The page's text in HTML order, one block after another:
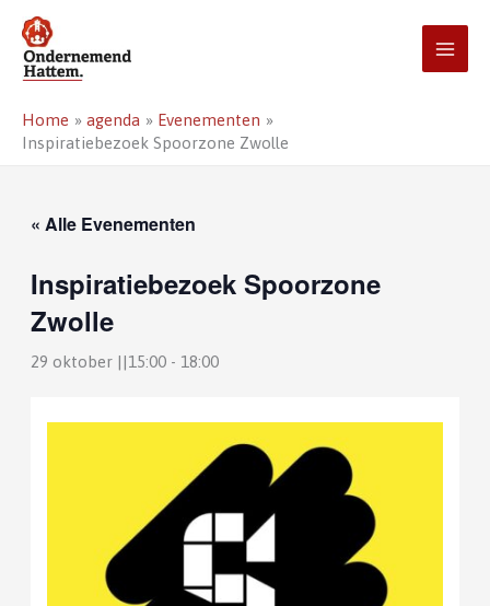
naar
Home
agenda
Evenementen
Inspiratiebezoek Spoorzone Zwolle
« Alle Evenementen
Inspiratiebezoek Spoorzone
Zwolle
29 oktober ||15:00 - 18:00